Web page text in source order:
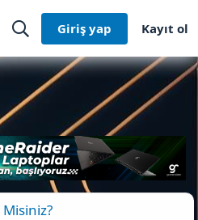
Giriş yap Kayıt ol